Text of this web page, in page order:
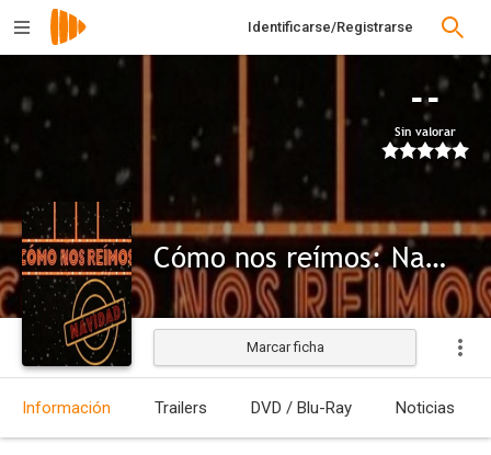
Identificarse/Registrarse
--
Sin valorar
Cómo nos reímos: Navidad
Marcar ficha
Información Trailers DVD / Blu-Ray Noticias